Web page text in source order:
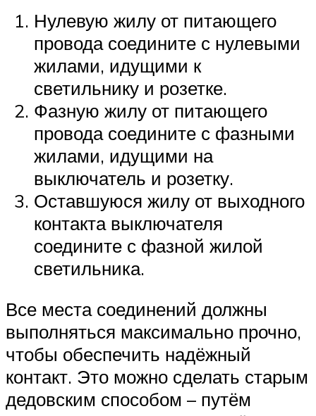
Нулевую жилу от питающего
провода соедините с нулевыми
жилами, идущими к
светильнику и розетке.
Фазную жилу от питающего
провода соедините с фазными
жилами, идущими на
выключатель и розетку.
Оставшуюся жилу от выходного
контакта выключателя
соедините с фазной жилой
светильника.
Все места соединений должны
выполняться максимально прочно,
чтобы обеспечить надёжный
контакт. Это можно сделать старым
дедовским способом – путём